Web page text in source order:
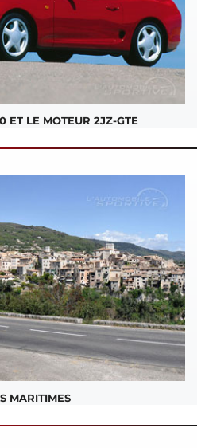
ET LE MOTEUR 2JZ-GTE
MARITIMES